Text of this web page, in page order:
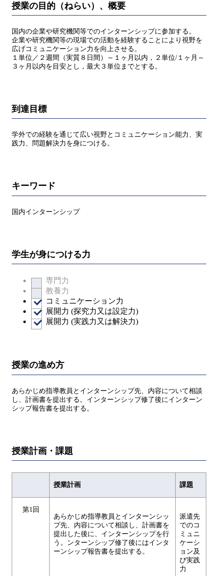
授業の目的（ねらい）、概要
国内の企業や研究機関等でのインターンシップに参加する。
企業や研究機関等の現場での活動を経験することにより視野を
広げコミュニケーション力を向上させる。
１単位／２週間（実質８日間）～１ヶ月以内，２単位/１ヶ月～
３ヶ月以内を目安とし，最大３単位までとする。
到達目標
学外での経験を通じて広い視野とコミュニケーション能力、実
践力、問題解決力を身につける。
キーワード
国内インターンシップ
学生が身につける力
専門力
教養力
コミュニケーション力
展開力 (探究力又は設定力)
展開力 (実践力又は解決力)
授業の進め方
あらかじめ指導教員とインターンシップ先、内容について相談
し、計画書を提出する。インターンシップ修了後にインターン
シップ報告書を提出する。
授業計画・課題
授業計画 課題
第1回
あらかじめ指導教員とインターンシッ
プ先、内容について相談し、計画書を
提出した後に、インターンシップを行
う。ンターンシップ修了後にはインタ
ーンシップ報告書を提出する。
派遣先
でのコ
ミュニ
ケーシ
ョン及
び実践
力